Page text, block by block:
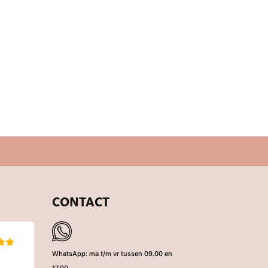
CONTACT
WhatsApp: ma t/m vr tussen 09.00 en